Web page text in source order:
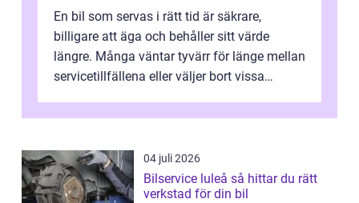
En bil som servas i rätt tid är säkrare,
billigare att äga och behåller sitt värde
längre. Många väntar tyvärr för länge mellan
servicetillfällena eller väljer bort vissa
04 juli 2026
Bilservice luleå så hittar du rätt
verkstad för din bil